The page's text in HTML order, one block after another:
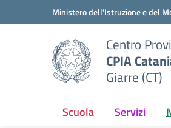
Vai ai contenuti
Vai al menu di navigazioneMinistero dell'Istruzione e del
Centro
CPIA
Giarre (CT)
Scuola Servizi